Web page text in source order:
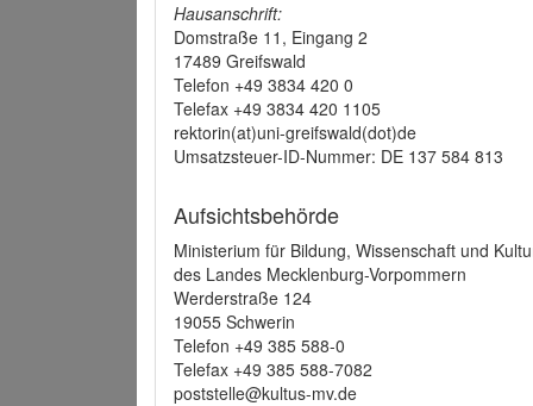
Hausanschrift:
Domstraße 11, Eingang 2
17489 Greifswald
Telefon +49 3834 420 0
Telefax +49 3834 420 1105
rektorin(at)uni-greifswald(dot)de
Umsatzsteuer-ID-Nummer: DE 137 584 813
Aufsichtsbehörde
Ministerium für Bildung, Wissenschaft und
des Landes Mecklenburg-Vorpommern
Werderstraße 124
19055 Schwerin
Telefon +49 385 588-0
Telefax +49 385 588-7082
poststelle@kultus-mv.de